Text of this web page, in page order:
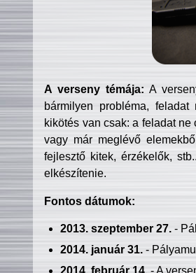
A verseny témája: A
bármilyen probléma, feladat
kikötés van csak: a feladat
vagy már meglévő
fejlesztő kitek, érzékelők,
elkészítenie.
Fontos dátumok:
2013. szeptember 27.-
2014. január 31.-
2014. február 14.- A